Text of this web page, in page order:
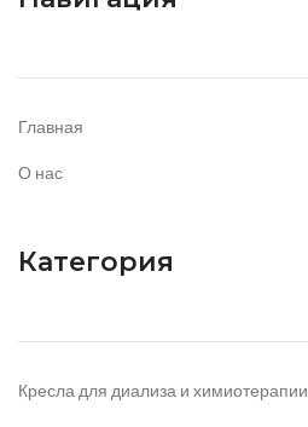
Главная
О нас
Категория
Кресла для диализа и химиотерапии